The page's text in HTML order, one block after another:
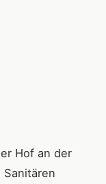
Hof an der